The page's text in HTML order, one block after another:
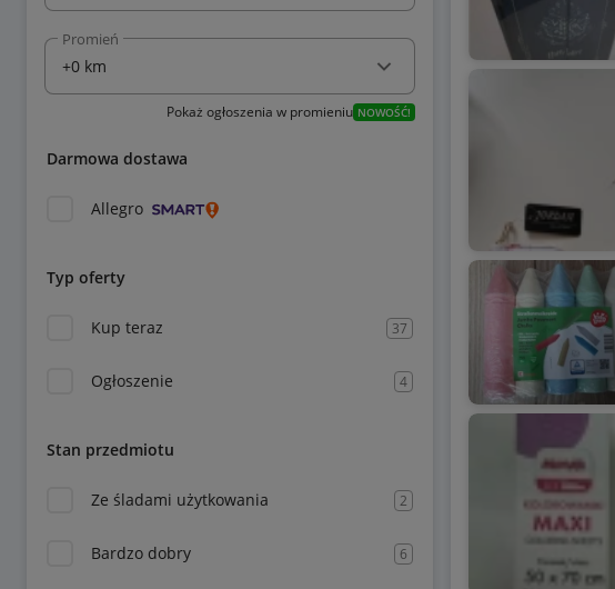
Promień
Pokaż ogłoszenia w promieniu NOWOŚĆ!
Darmowa dostawa
Allegro
Typ oferty
Kup teraz 37
Ogłoszenie 4
Stan przedmiotu
Ze śladami użytkowania 2
Bardzo dobry 6